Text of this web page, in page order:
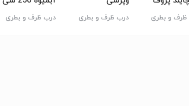
ظرف و بطری درب ظرف و بطری درب ظرف و بطری